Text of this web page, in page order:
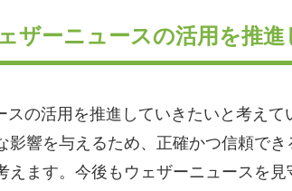
ザーニュースの活用を推進
の活用を推進していきたいと考え
影響を与えるため、正確かつ信頼で
えます。今後もウェザーニュースを